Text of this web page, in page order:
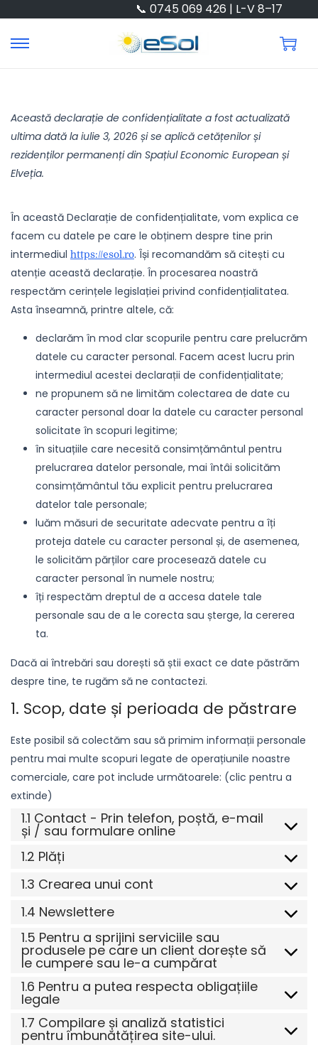
📞 0745 069 426 | L-V 8–17
Această declarație de confidențialitate a fost actualizată
ultima dată la iulie 3, 2026 și se aplică cetățenilor și
rezidenților permanenți din Spațiul Economic European și
Elveția.
În această Declarație de confidențialitate, vom explica ce
facem cu datele pe care le obținem despre tine prin
intermediul https://esol.ro. Își recomandăm să citești cu
atenție această declarație. În procesarea noastră
respectăm cerințele legislației privind confidențialitatea.
Asta înseamnă, printre altele, că:
declarăm în mod clar scopurile pentru care prelucrăm
datele cu caracter personal. Facem acest lucru prin
intermediul acestei declarații de confidențialitate;
ne propunem să ne limităm colectarea de date cu
caracter personal doar la datele cu caracter personal
solicitate în scopuri legitime;
în situațiile care necesită consimțământul pentru
prelucrarea datelor personale, mai întâi solicităm
consimțământul tău explicit pentru prelucrarea
datelor tale personale;
luăm măsuri de securitate adecvate pentru a îți
proteja datele cu caracter personal și, de asemenea,
le solicităm părților care procesează datele cu
caracter personal în numele nostru;
îți respectăm dreptul de a accesa datele tale
personale sau de a le corecta sau șterge, la cererea
ta.
Dacă ai întrebări sau dorești să știi exact ce date păstrăm
despre tine, te rugăm să ne contactezi.
1. Scop, date și perioada de păstrare
Este posibil să colectăm sau să primim informații personale
pentru mai multe scopuri legate de operațiunile noastre
comerciale, care pot include următoarele: (clic pentru a
extinde)
1.1 Contact - Prin telefon, poștă, e-mail
și / sau formulare online
1.2 Plăți
1.3 Crearea unui cont
1.4 Newslettere
1.5 Pentru a sprijini serviciile sau
produsele pe care un client dorește să
le cumpere sau le-a cumpărat
1.6 Pentru a putea respecta obligațiile
legale
1.7 Compilare și analiză statistici
pentru îmbunătățirea site-ului.